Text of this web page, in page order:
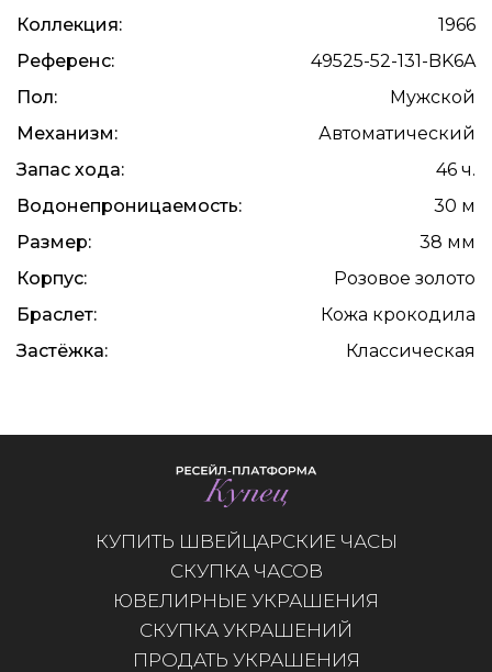
Коллекция:
1966
Референс:
49525-52-131-BK6A
Пол:
Мужской
Механизм:
Автоматический
Запас хода:
46 ч.
Водонепроницаемость:
30 м
Размер:
38 мм
Корпус:
Розовое золото
Браслет:
Кожа крокодила
Застёжка:
Классическая
КУПИТЬ ШВЕЙЦАРСКИЕ ЧАСЫ
СКУПКА ЧАСОВ
ЮВЕЛИРНЫЕ УКРАШЕНИЯ
СКУПКА УКРАШЕНИЙ
ПРОДАТЬ УКРАШЕНИЯ